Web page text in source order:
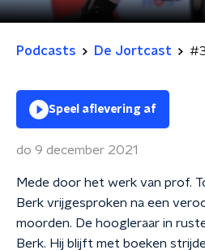
Podcasts De Jortcast
Speel aflevering af
do 9 december 2021
Mede door het werk van prof.
Berk vrijgesproken na een
moorden. De hoogleraar in
Berk. Hij blijft met boeken